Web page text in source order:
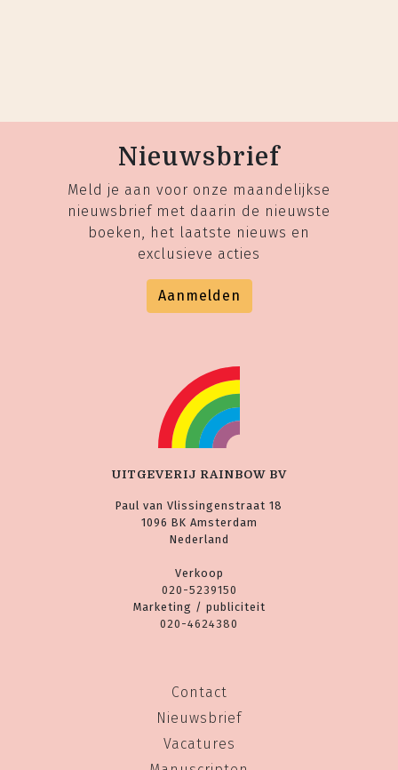
Nieuwsbrief
Meld je aan voor onze maandelijkse
nieuwsbrief met daarin de nieuwste
boeken, het laatste nieuws en
exclusieve acties
Aanmelden
UITGEVERIJ RAINBOW BV
Paul van Vlissingenstraat 18
1096 BK Amsterdam
Nederland
Verkoop
020-5239150
Marketing / publiciteit
020-4624380
Contact
Nieuwsbrief
Vacatures